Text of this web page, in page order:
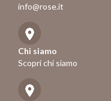
info@rose.it
Chi siamo
Scopri chi siamo